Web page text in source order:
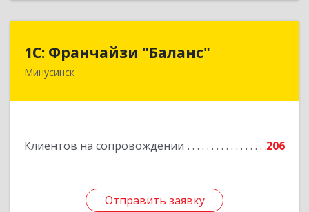
1С: Франчайзи "Баланс"
Минусинск
Клиентов на сопровождении 206
Отправить заявку
1С: Франчайзи "Баланс"
662610, Красноярский край, Минусинск г,
Отправить заявку